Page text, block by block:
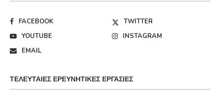
FACEBOOK
TWITTER
YOUTUBE
INSTAGRAM
EMAIL
ΤΕΛΕΥΤΑΊΕΣ ΕΡΕΥΝΗΤΙΚΈΣ ΕΡΓΑΣΊΕΣ